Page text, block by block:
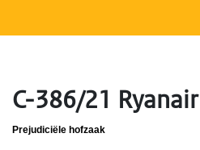
C-386/21 Ryanair
Prejudiciële hofzaak